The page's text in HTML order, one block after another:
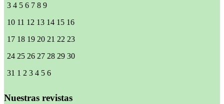
3 4 5 6 7 8 9
10 11 12 13 14 15 16
17 18 19 20 21 22 23
24 25 26 27 28 29 30
31 1 2 3 4 5 6
Nuestras revistas